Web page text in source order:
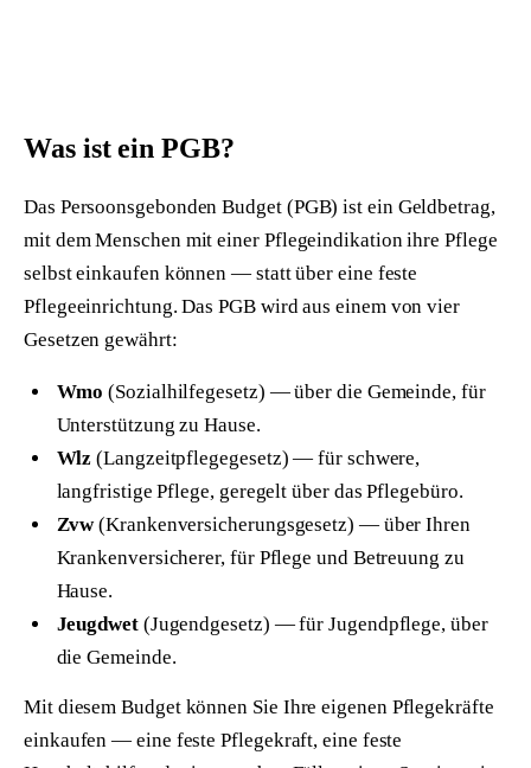
Was ist ein PGB?
Das Persoonsgebonden Budget (PGB) ist ein Geldbetrag,
mit dem Menschen mit einer Pflegeindikation ihre Pflege
selbst einkaufen können — statt über eine feste
Pflegeeinrichtung. Das PGB wird aus einem von vier
Gesetzen gewährt:
Wmo (Sozialhilfegesetz) — über die Gemeinde, für
Unterstützung zu Hause.
Wlz (Langzeitpflegegesetz) — für schwere,
langfristige Pflege, geregelt über das Pflegebüro.
Zvw(Krankenversicherungsgesetz) — über Ihren
Krankenversicherer, für Pflege und Betreuung zu
Hause.
Jeugdwet(Jugendgesetz) — für Jugendpflege, über
die Gemeinde.
Mit diesem Budget können Sie Ihre eigenen Pflegekräfte
einkaufen — eine feste Pflegekraft, eine feste